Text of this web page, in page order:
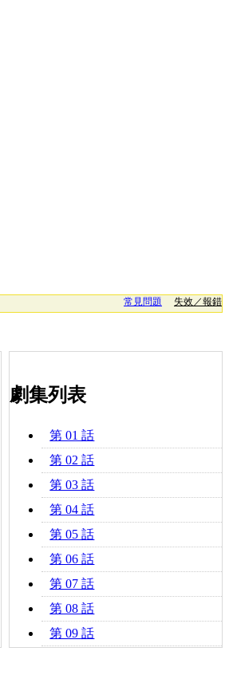
失效／報錯
常見問題
劇集列表
第 01 話
第 02 話
第 03 話
第 04 話
第 05 話
第 06 話
第 07 話
第 08 話
第 09 話